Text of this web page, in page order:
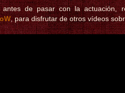
antes de pasar con la actuación,
, para disfrutar de otros vídeos